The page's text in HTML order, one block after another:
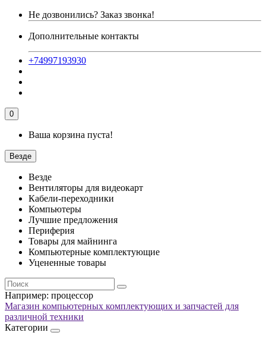
Не дозвонились? Заказ звонка!
Дополнительные контакты
+74997193930
0
Ваша корзина пуста!
Везде
Везде
Вентиляторы для видеокарт
Кабели-переходники
Компьютеры
Лучшие предложения
Периферия
Товары для майнинга
Компьютерные комплектующие
Уцененные товары
Например: процессор
Магазин компьютерных комплектующих и запчастей для
различной техники
Категории